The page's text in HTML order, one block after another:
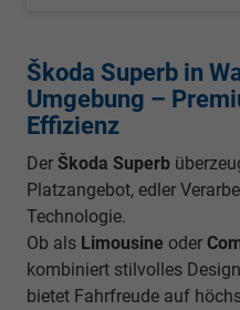
Škoda Superb in
Umgebung –
Effizienz
Der Škoda Superb
Platzangebot, edler
Technologie.
Ob als Limousine oder
kombiniert stilvolles
bietet Fahrfreude auf